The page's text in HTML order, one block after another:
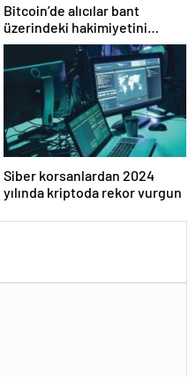
Bitcoin’de alıcılar bant
üzerindeki hakimiyetini
kaybetti
Siber korsanlardan 2024
yılında kriptoda rekor vurgun